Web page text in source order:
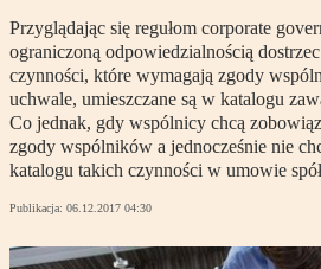
Przyglądając się regułom corporate
ograniczoną odpowiedzialnością
czynności, które wymagają zgody
uchwale, umieszczane są w katalogu
Co jednak, gdy wspólnicy chcą
zgody wspólników a jednocześnie nie
katalogu takich czynności w umowie
Publikacja: 06.12.2017 04:30